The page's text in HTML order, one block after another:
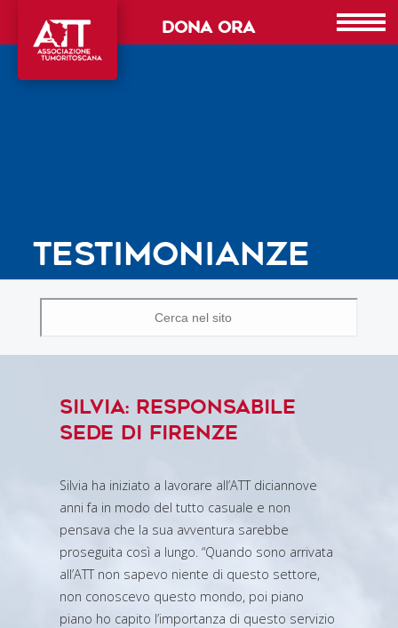
DONA ORA
TESTIMONIANZE
SILVIA: RESPONSABILE
SEDE DI FIRENZE
Silvia ha iniziato a lavorare all’ATT diciannove
anni fa in modo del tutto casuale e non
pensava che la sua avventura sarebbe
proseguita così a lungo. “Quando sono arrivata
all’ATT non sapevo niente di questo settore,
non conoscevo questo mondo, poi piano
piano ho capito l’importanza di questo servizio